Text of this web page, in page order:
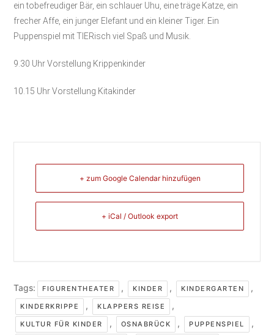
ein tobefreudiger Bär, ein schlauer Uhu, eine träge Katze, ein
frecher Affe, ein junger Elefant und ein kleiner Tiger. Ein
Puppenspiel mit TIERisch viel Spaß und Musik.
9.30 Uhr Vorstellung Krippenkinder
10.15 Uhr Vorstellung Kitakinder
+ zum Google Calendar hinzufügen
+ iCal / Outlook export
Tags: FIGURENTHEATER , KINDER , KINDERGARTEN ,
KINDERKRIPPE , KLAPPERS REISE ,
KULTUR FÜR KINDER , OSNABRÜCK , PUPPENSPIEL ,